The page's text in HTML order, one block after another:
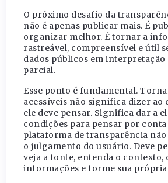
O próximo desafio da
não é apenas publicar mais. É
organizar melhor. É tornar a
rastreável, compreensível e útil
dados públicos em interpretação
parcial.
Esse ponto é fundamental.
acessíveis não significa dizer ao
ele deve pensar. Significa dar a
condições para pensar por
plataforma de transparência
o julgamento do usuário. Deve
veja a fonte, entenda o contexto,
informações e forme sua